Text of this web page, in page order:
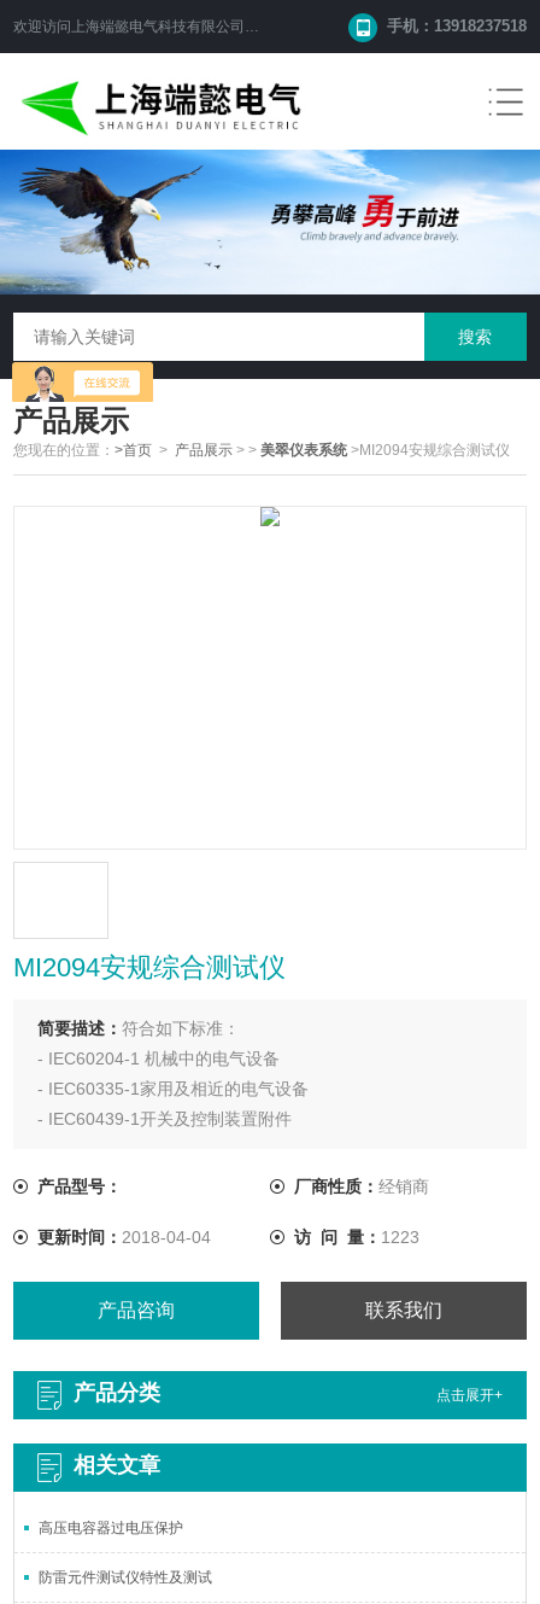
欢迎访问 上海端懿电气科技有限公司 网站！ 手机：13918237518
产品展示
您现在的位置：>首页 > 产品展示 >>美翠仪表系统 >MI2094安规综合测试仪
MI2094安规综合测试仪
简要描述：符合如下标准：
- IEC60204-1 机械中的电气设备
- IEC60335-1家用及相近的电气设备
- IEC60439-1开关及控制装置附件
产品型号： 厂商性质： 经销商
更新时间： 2018-04-04 访 问 量： 1223
产品咨询 联系我们
产品分类 点击展开+
相关文章
高压电容器过电压保护
防雷元件测试仪特性及测试